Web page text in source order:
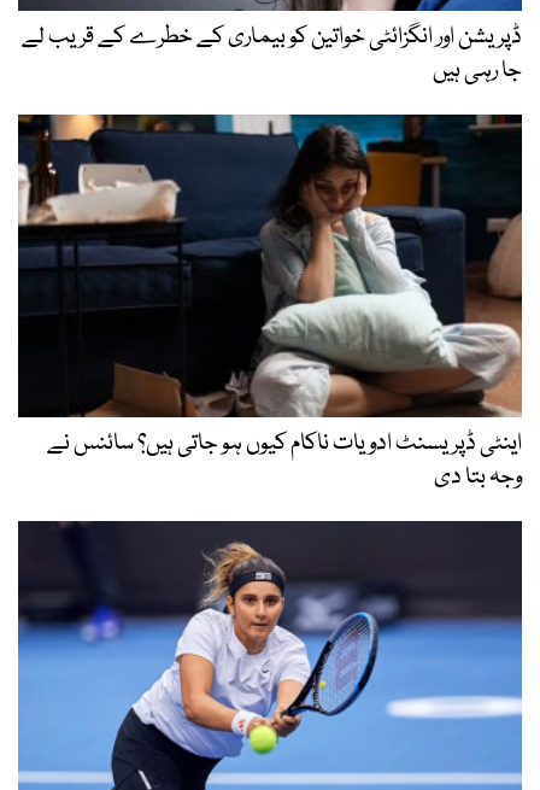
ڈپریشن اور انگزائٹی خواتین کو بیماری کے خطرے کے قریب لے
جا رہی ہیں
اینٹی ڈپریسنٹ ادویات ناکام کیوں ہو جاتی ہیں؟ سائنس نے
وجہ بتا دی